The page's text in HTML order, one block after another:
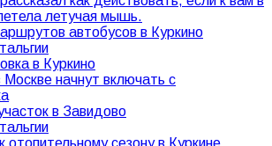
летучая мышь.
автобусов в Куркино
в Куркино
начнут включать с
в Завидово
отопительному сезону в Куркине